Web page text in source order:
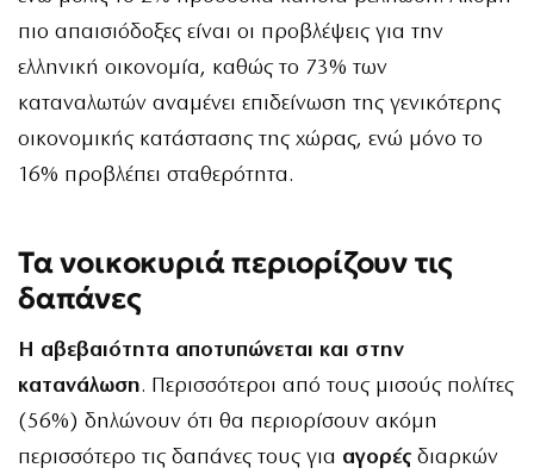
πιο απαισιόδοξες είναι οι προβλέψεις για την
ελληνική οικονομία, καθώς το 73% των
καταναλωτών αναμένει επιδείνωση της γενικότερης
οικονομικής κατάστασης της χώρας, ενώ μόνο το
16% προβλέπει σταθερότητα.
Τα νοικοκυριά περιορίζουν τις
δαπάνες
Η αβεβαιότητα αποτυπώνεται και στην
κατανάλωση. Περισσότεροι από τους μισούς πολίτες
(56%) δηλώνουν ότι θα περιορίσουν ακόμη
περισσότερο τις δαπάνες τους για αγορές διαρκών